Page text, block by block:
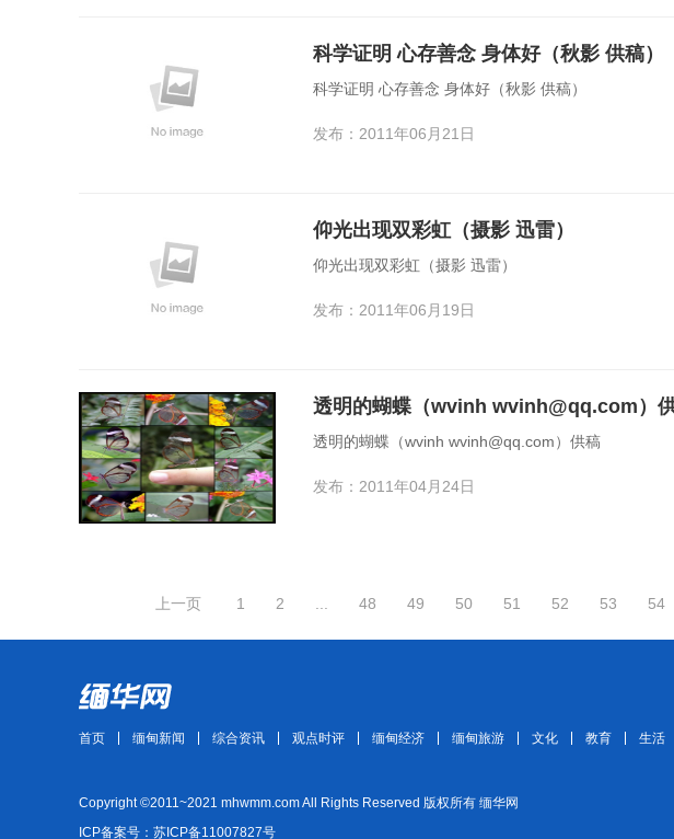
科学证明 心存善念 身体好（秋影 供稿）
科学证明 心存善念 身体好（秋影 供稿）
发布：2011年06月21日
仰光出现双彩虹（摄影 迅雷）
仰光出现双彩虹（摄影 迅雷）
发布：2011年06月19日
透明的蝴蝶（wvinh wvinh@qq.com）
透明的蝴蝶（wvinh wvinh@qq.com）供稿
发布：2011年04月24日
上一页 1 2 48 49 50 51 52 53 54
首页 缅甸新闻 综合资讯 观点时评 缅甸经济 缅甸旅游 文化 教育 生活
Copyright ©2011~2021 mhwmm.com All Rights Reserved 版权所有 缅华网
ICP备案号：苏ICP备11007827号